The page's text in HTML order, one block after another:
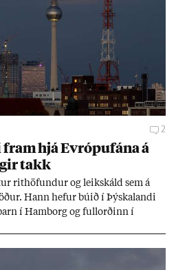
2
hjá Evr­ópuf­ána á
takk
rit­höf­und­ur og leik­skáld sem á
Hann hef­ur bú­ið í Þýskalandi
í Ham­borg og full­orð­inn í